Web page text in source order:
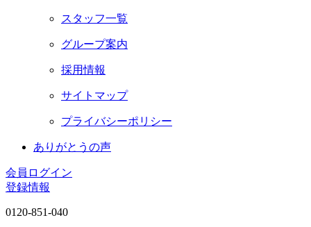
スタッフ一覧
グループ案内
採用情報
サイトマップ
プライバシーポリシー
あ り がと う の声
会員ログイン
登録情報
0120-851-040